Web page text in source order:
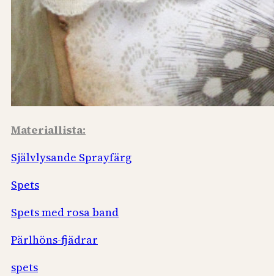
Materiallista:
Självlysande Sprayfärg
Spets
Spets med rosa band
Pärlhöns-fjädrar
spets